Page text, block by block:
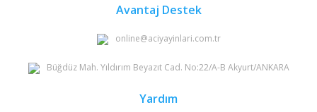
Avantaj Destek
online@aciyayinlari.com.tr
Büğdüz Mah. Yıldırım Beyazıt Cad. No:22/A-B Akyurt/ANKARA
Yardım